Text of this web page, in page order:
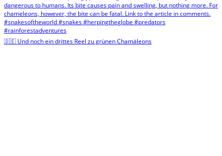
🇩🇪 Und noch ein drittes Reel zu grünen Chamäleons